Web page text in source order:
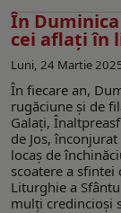
În
cei aflaţi în
Luni, 24 Martie
În fiecare an,
rugăciune şi de
Galaţi,
de Jos,
locaş de
scoatere a sfintei
Liturghie a
mulţi credincioşi